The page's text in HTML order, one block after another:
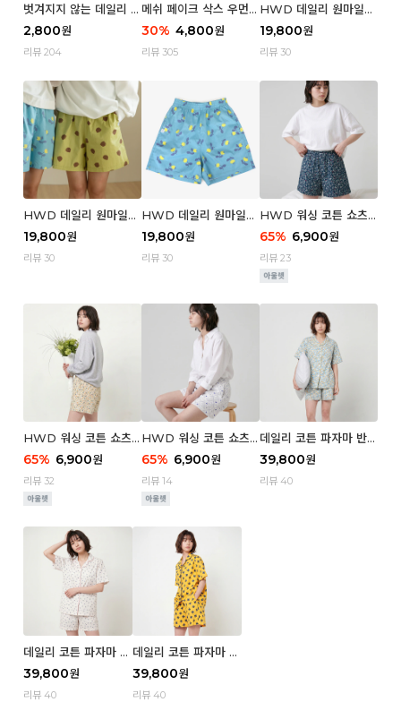
벗겨지지 않는 데일리 페
이크 삭스 (맨)
2,800원
리뷰 204
메쉬 페이크 삭스 우먼 3
P
30% 4,800원
리뷰 305
HWD 데일리 원마일
쇼츠 - 04 Aroma (우
먼)
19,800원
리뷰 30
HWD 데일리 원마일
쇼츠 - 03 Poodle (우
먼)
19,800원
리뷰 30
HWD 데일리 원마일
쇼츠 - 02 Chouchou
(우먼)
19,800원
리뷰 30
HWD 워싱 코튼 쇼츠
(우먼) - 03 Berry tre
e
65% 6,900원
리뷰 23
HWD 워싱 코튼 쇼츠
(우먼) - 02 Retro flo
wer
65% 6,900원
리뷰 32
HWD 워싱 코튼 쇼츠
(우먼) - 01 Blue whal
e
65% 6,900원
리뷰 14
데일리 코튼 파자마 반팔
세트 (우먼) - 03 Sum
mer lane
39,800원
리뷰 40
데일리 코튼 파자마 반
팔 세트 (우먼) - 02
Blue cherry
39,800원
리뷰 40
데일리 코튼 파자마 반
팔 세트 (우먼) - 01 Mi
z
39,800원
리뷰 40